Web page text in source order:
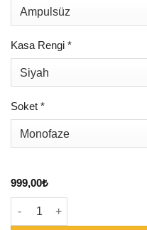
Kasa Rengi *
Soket *
999,00₺
VR158 - Ray Spot adet